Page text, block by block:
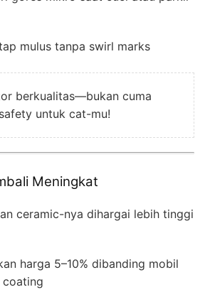
mulus tanpa swirl marks
berkualitas—bukan cuma
untuk cat-mu!
Meningkat
ceramic-nya dihargai lebih tinggi
harga 5–10% dibanding mobil
coating